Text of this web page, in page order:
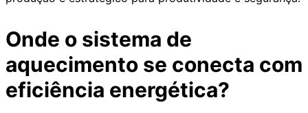
Onde o sistema de
aquecimento se conecta com
eficiência energética?